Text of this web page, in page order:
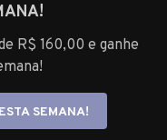
R$ 160,00 e ganhe
SEMANA!